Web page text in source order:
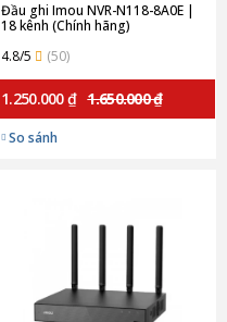
Đầu ghi Imou NVR-N118-8A0E |
18 kênh (Chính hãng)
4.8/5
(50)
1.250.000 ₫ 1.650.000 ₫
So sánh